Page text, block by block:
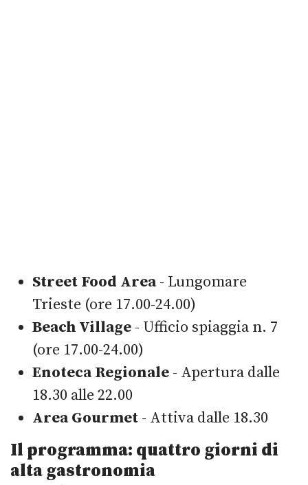
Street Food Area- Lungomare
Trieste (ore 17.00-24.00)
Beach Village - Ufficio spiaggia n. 7
(ore 17.00-24.00)
Enoteca Regionale - Apertura dalle
18.30 alle 22.00
Area Gourmet - Attiva dalle 18.30
Il programma: quattro giorni di
alta gastronomia